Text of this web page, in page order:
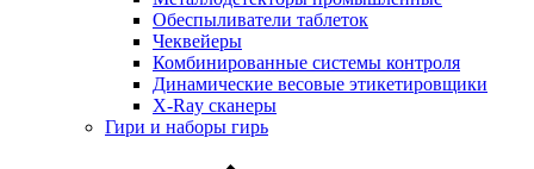
Обеспыливатели таблеток
Чеквейеры
Комбинированные системы контроля
Динамические весовые этикетировщики
X-Ray сканеры
Гири и наборы гирь